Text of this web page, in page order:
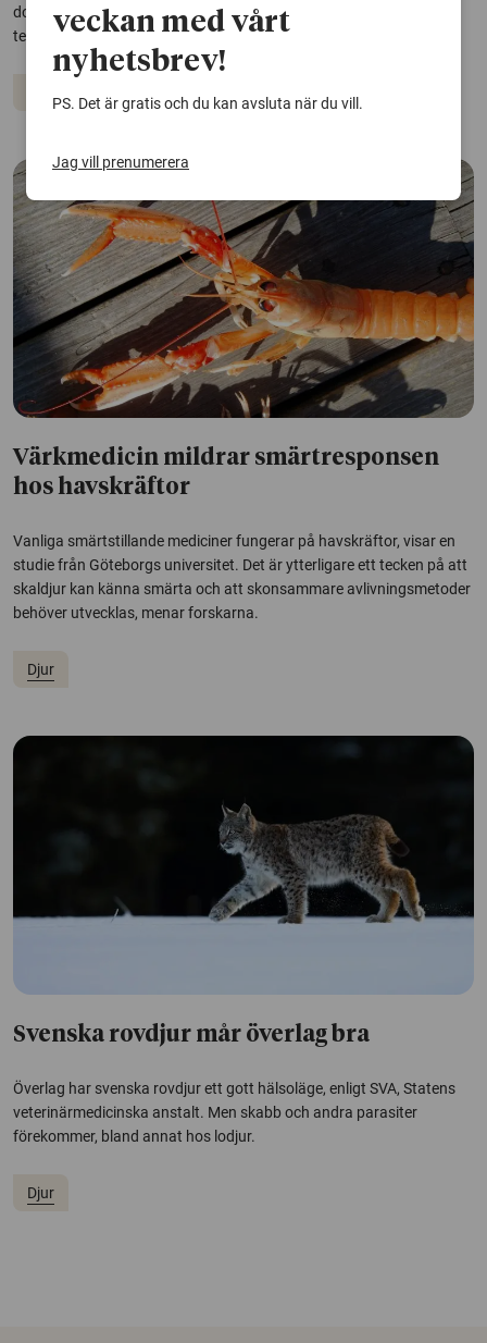
dolda arbete under markytan påverkas av faktorer som fukt,
temperatur och jordbearbetning.
Värkmedicin mildrar smärtresponsen
hos havskräftor
Vanliga smärtstillande mediciner fungerar på havskräftor, visar en
studie från Göteborgs universitet. Det är ytterligare ett tecken på att
skaldjur kan känna smärta och att skonsammare avlivningsmetoder
behöver utvecklas, menar forskarna.
Djur
Svenska rovdjur mår överlag bra
Överlag har svenska rovdjur ett gott hälsoläge, enligt SVA, Statens
veterinärmedicinska anstalt. Men skabb och andra parasiter
förekommer, bland annat hos lodjur.
Djur
veckan med vårt
nyhetsbrev!
PS. Det är gratis och du kan avsluta när du vill.
Jag vill prenumerera